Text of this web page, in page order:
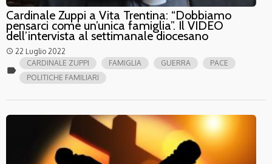
Cardinale Zuppi a Vita Trentina: “Dobbiamo
pensarci come un’unica famiglia”. Il VIDEO
dell’intervista al settimanale diocesano
access_time 22 Luglio 2022
label
CARDINALE ZUPPI FAMIGLIA GUERRA
PACE
POLITICHE FAMILIARI